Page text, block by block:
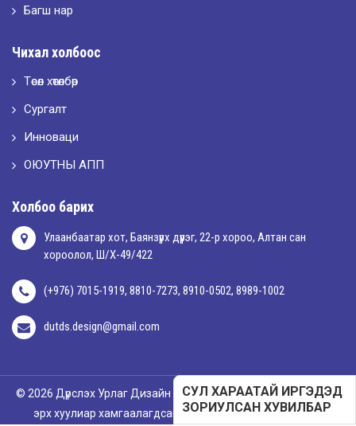
СУЛ ХАРААТАЙ ИРГЭДЭД
ЗОРИУЛСАН ХУВИЛБАР
Багш нар
Чихал холбоос
Төсөл хөтөлбөр
Сургалт
Инноваци
ОЮУТНЫ АПП
Холбоо барих
Улаанбаатар хот, Баянзүрх дүүрэг, 22-р хороо, Алтан сан
хороолол, Ш/Х-49/422
(+976) 7015-1919, 8810-7273, 8910-0502, 8989-1002
dutds.design@gmail.com
© 2026 Дүрслэх Урлаг Дизайн Технологийн Дээд Сургууль. Бүх
эрх хуулиар хамгаалагдсан. Вэб хөгжүүлэгч Mind Agency